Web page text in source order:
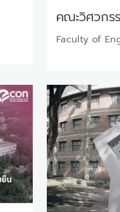
คณะวิศวกร
Faculty of